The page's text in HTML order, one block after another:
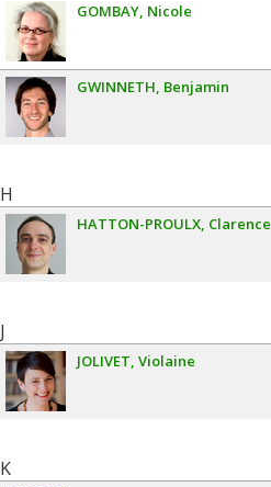
GOMBAY Nicole
GWINNETH Benjamin
H
HATTON-PROULX Clarence
J
JOLIVET Violaine
K